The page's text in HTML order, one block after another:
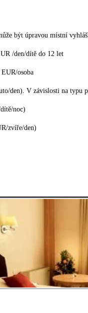
být úpravou místní
/den/dítě do 12 let
osoba
den). V závislosti na typu
noc)
zvíře/den)